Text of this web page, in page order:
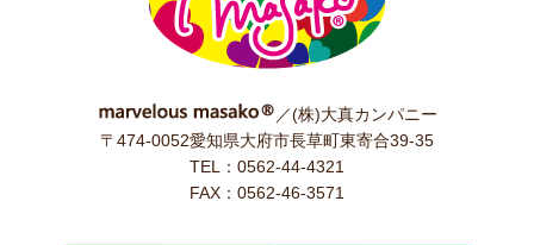
／(株)大真カンパニー
〒474-0052愛知県大府市長草町東寄合39-35
TEL：0562-44-4321
FAX：0562-46-3571